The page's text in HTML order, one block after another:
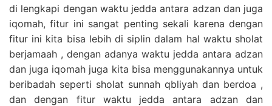
di lengkapi dengan waktu jedda antara adzan dan juga
iqomah, fitur ini sangat penting sekali karena dengan
fitur ini kita bisa lebih di siplin dalam hal waktu sholat
berjamaah , dengan adanya waktu jedda antara adzan
dan juga iqomah juga kita bisa menggunakannya untuk
beribadah seperti sholat sunnah qbliyah dan berdoa ,
dan dengan fitur waktu jedda antara adzan dan